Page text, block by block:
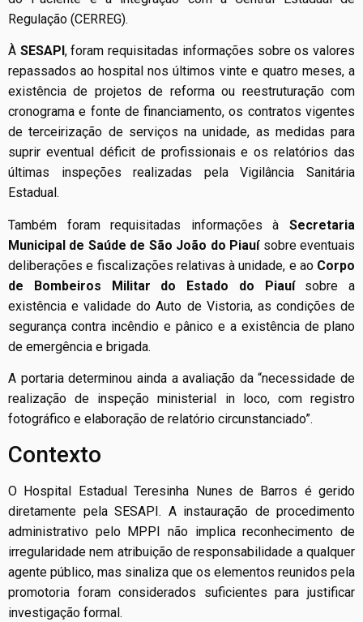
Regulação (CERREG).
À SESAPI , foram requisitadas informações sobre os valores
repassados ao hospital nos últimos vinte e quatro meses, a
existência de projetos de reforma ou reestruturação com
cronograma e fonte de financiamento, os contratos vigentes
de terceirização de serviços na unidade, as medidas para
suprir eventual déficit de profissionais e os relatórios das
últimas inspeções realizadas pela Vigilância Sanitária
Estadual.
Também foram requisitadas informações à Secretaria
Municipal de Saúde de São João do Piauísobre eventuais
deliberações e fiscalizações relativas à unidade, e ao Corpo
de Bombeiros Militar do Estado do Piauísobre a
existência e validade do Auto de Vistoria, as condições de
segurança contra incêndio e pânico e a existência de plano
de emergência e brigada.
A portaria determinou ainda a avaliação da “necessidade de
realização de inspeção ministerial in loco, com registro
fotográfico e elaboração de relatório circunstanciado”.
Contexto
O Hospital Estadual Teresinha Nunes de Barros é gerido
diretamente pela SESAPI. A instauração de procedimento
administrativo pelo MPPI não implica reconhecimento de
irregularidade nem atribuição de responsabilidade a qualquer
agente público, mas sinaliza que os elementos reunidos pela
promotoria foram considerados suficientes para justificar
investigação formal.